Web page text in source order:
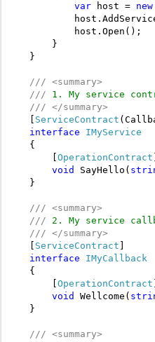
var host = new
host.Open();
}
}
/// <summary>
/// 1. My service
/// </summary>
ServiceContract
interface
IMyService
{
OperationContract
void
SayHello(
}
/// <summary>
/// 2. My service
/// </summary>
ServiceContract
interface
IMyCallback
{
OperationContract
void
Wellcome(
}
/// <summary>